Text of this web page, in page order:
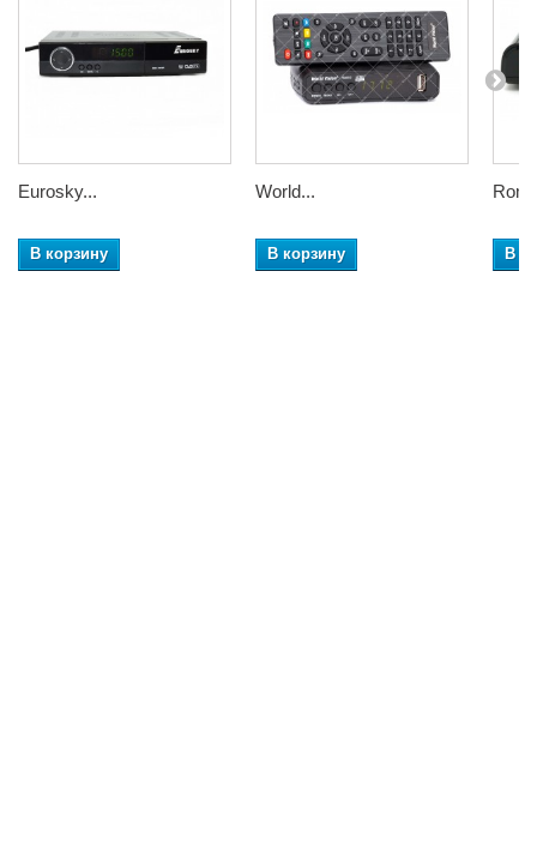
Eurosky...
В корзину
World...
В корзину В